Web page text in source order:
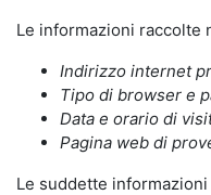
Le informazioni raccolte
Indirizzo internet
Tipo di browser e
Data e orario di
Pagina web di
Le suddette